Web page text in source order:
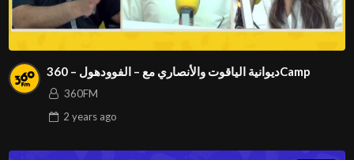
ديوانية الياقوت والأنصاري مع – الفوودهول – 360Camp
360FM
2 yearsago